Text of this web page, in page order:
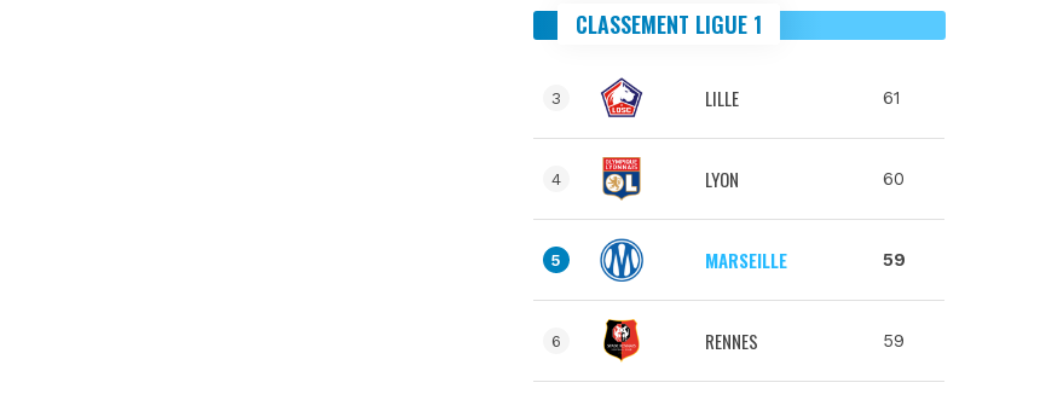
CLASSEMENT LIGUE 1
3 LILLE 61
4 LYON 60
5 MARSEILLE 59
6 RENNES 59